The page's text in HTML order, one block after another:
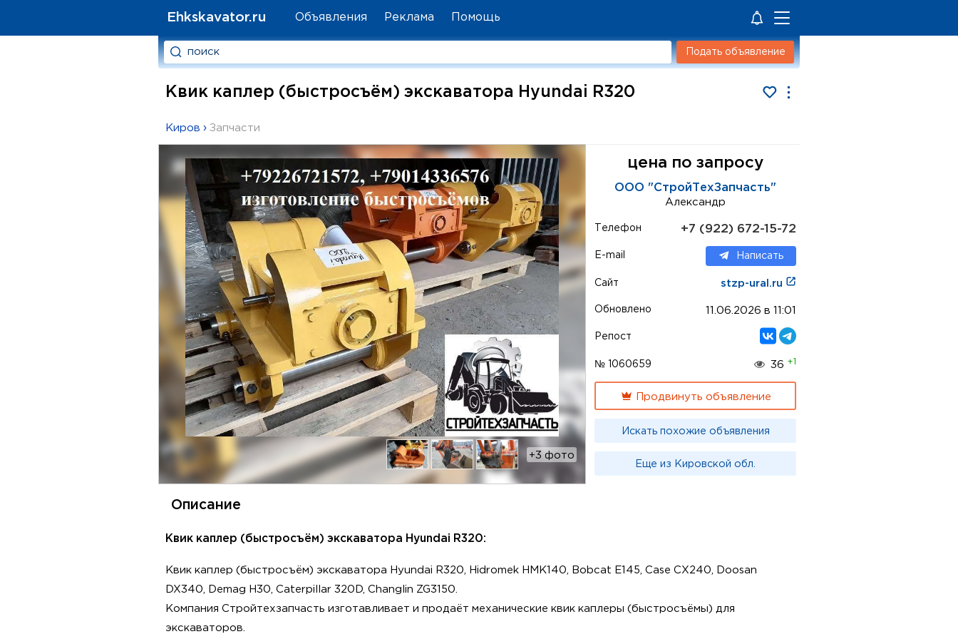
Ehkskavator.ru Объявления Реклама Помощь
Подать объявление
Квик каплер (быстросъём) экскаватора Hyundai R320
Киров › Запчасти
+3 фото
цена по запросу
ООО "СтройТехЗапчасть"
Александр
Телефон +7 (922) 672-15-72
E-mail Написать
Сайт stzp-ural.ru
Обновлено 11.06.2026 в 11:01
Репост
№ 1060659 36 +1
Продвинуть объявление
Искать похожие объявления
Еще из Кировской обл.
Описание
Квик каплер (быстросъём) экскаватора Hyundai R320:
Квик каплер (быстросъём) экскаватора Hyundai R320, Hidromek HMK140, Bobcat E145, Case CX240, Doosan
DX340, Demag H30, Caterpillar 320D, Changlin ZG3150.
Компания Стройтехзапчасть изготавливает и продаёт механические квик каплеры (быстросъёмы) для
экскаваторов.